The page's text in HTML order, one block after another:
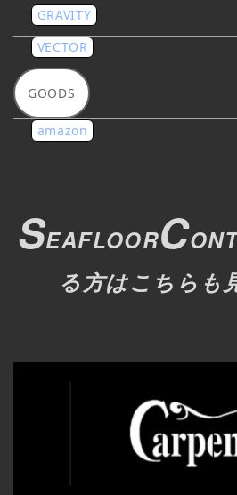
GRAVITY
VECTOR
GOODS
amazon
SEAFLOORC
る方はこちらも